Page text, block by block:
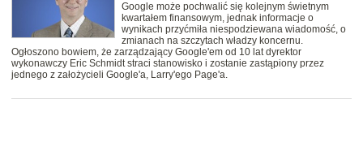
Google może pochwalić się kolejnym świetnym
kwartałem finansowym, jednak informacje o
wynikach przyćmiła niespodziewana wiadomość, o
zmianach na szczytach władzy koncernu.
Ogłoszono bowiem, że zarządzający Google'em od 10 lat dyrektor
wykonawczy Eric Schmidt straci stanowisko i zostanie zastąpiony przez
jednego z założycieli Google'a, Larry'ego Page'a.